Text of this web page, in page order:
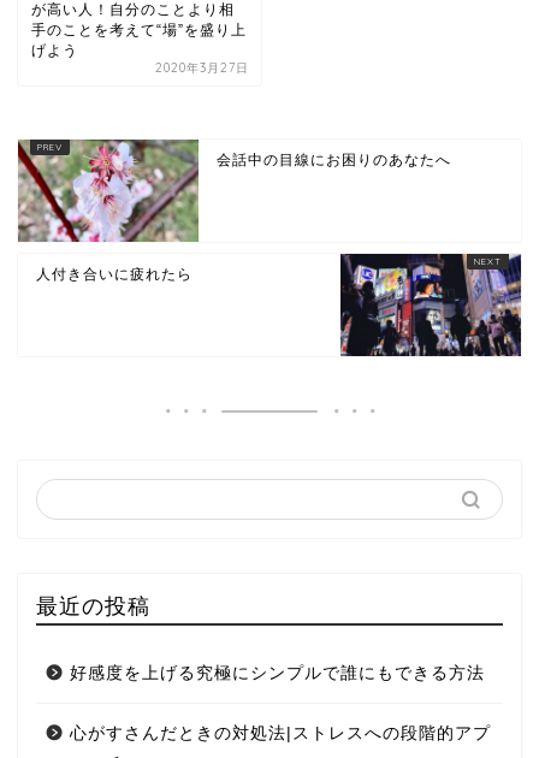
が高い人！自分のことより相
手のことを考えて“場”を盛り上
げよう
2020年3月27日
会話中の目線にお困りのあなたへ
人付き合いに疲れたら
最近の投稿
好感度を上げる究極にシンプルで誰にもできる方法
心がすさんだときの対処法|ストレスへの段階的アプ